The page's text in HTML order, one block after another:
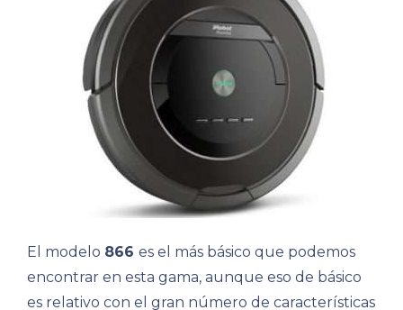
El modelo 866 es el más básico que podemos
encontrar en esta gama, aunque eso de básico
es relativo con el gran número de características